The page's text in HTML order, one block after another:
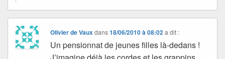
Olivier de Vauxdans18/06/2010 à 08:02 a dit :
Un pensionnat de jeunes filles là-dedans !